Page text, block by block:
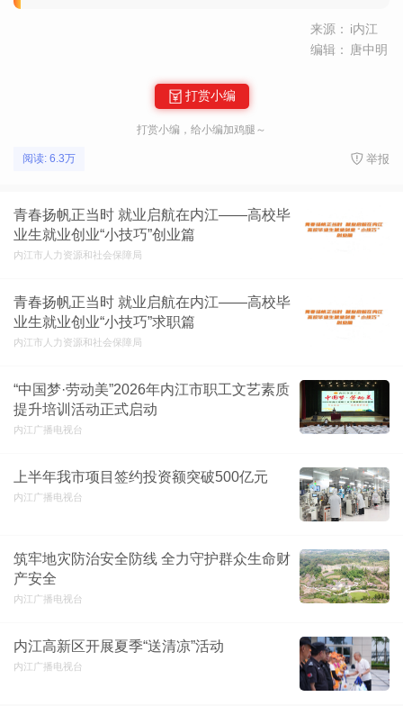
来源： i内江
编辑：
唐中明
打赏小编
打赏小编，给小编加鸡腿～
阅读: 6.3万 举报
青春扬帆正当时 就业启航在内江——高校毕
业生就业创业“小技巧”创业篇
内江市人力资源和社会保障局
青春扬帆正当时 就业启航在内江——高校毕
业生就业创业“小技巧”求职篇
内江市人力资源和社会保障局
“中国梦·劳动美”2026年内江市职工文艺素质
提升培训活动正式启动
内江广播电视台
上半年我市项目签约投资额突破500亿元
内江广播电视台
筑牢地灾防治安全防线 全力守护群众生命财
产安全
内江广播电视台
内江高新区开展夏季“送清凉”活动
内江广播电视台